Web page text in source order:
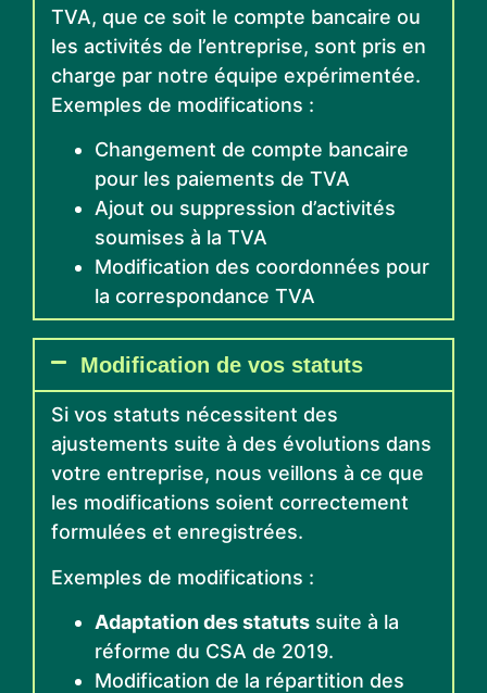
TVA, que ce soit le compte bancaire ou
les activités de l’entreprise, sont pris en
charge par notre équipe expérimentée.
Exemples de modifications :
Changement de compte bancaire
pour les paiements de TVA
Ajout ou suppression d’activités
soumises à la TVA
Modification des coordonnées pour
la correspondance TVA
Modification de vos statuts
Si vos statuts nécessitent des
ajustements suite à des évolutions dans
votre entreprise, nous veillons à ce que
les modifications soient correctement
formulées et enregistrées.
Exemples de modifications :
Adaptation des statuts suite à la
réforme du CSA de 2019.
Modification de la répartition des